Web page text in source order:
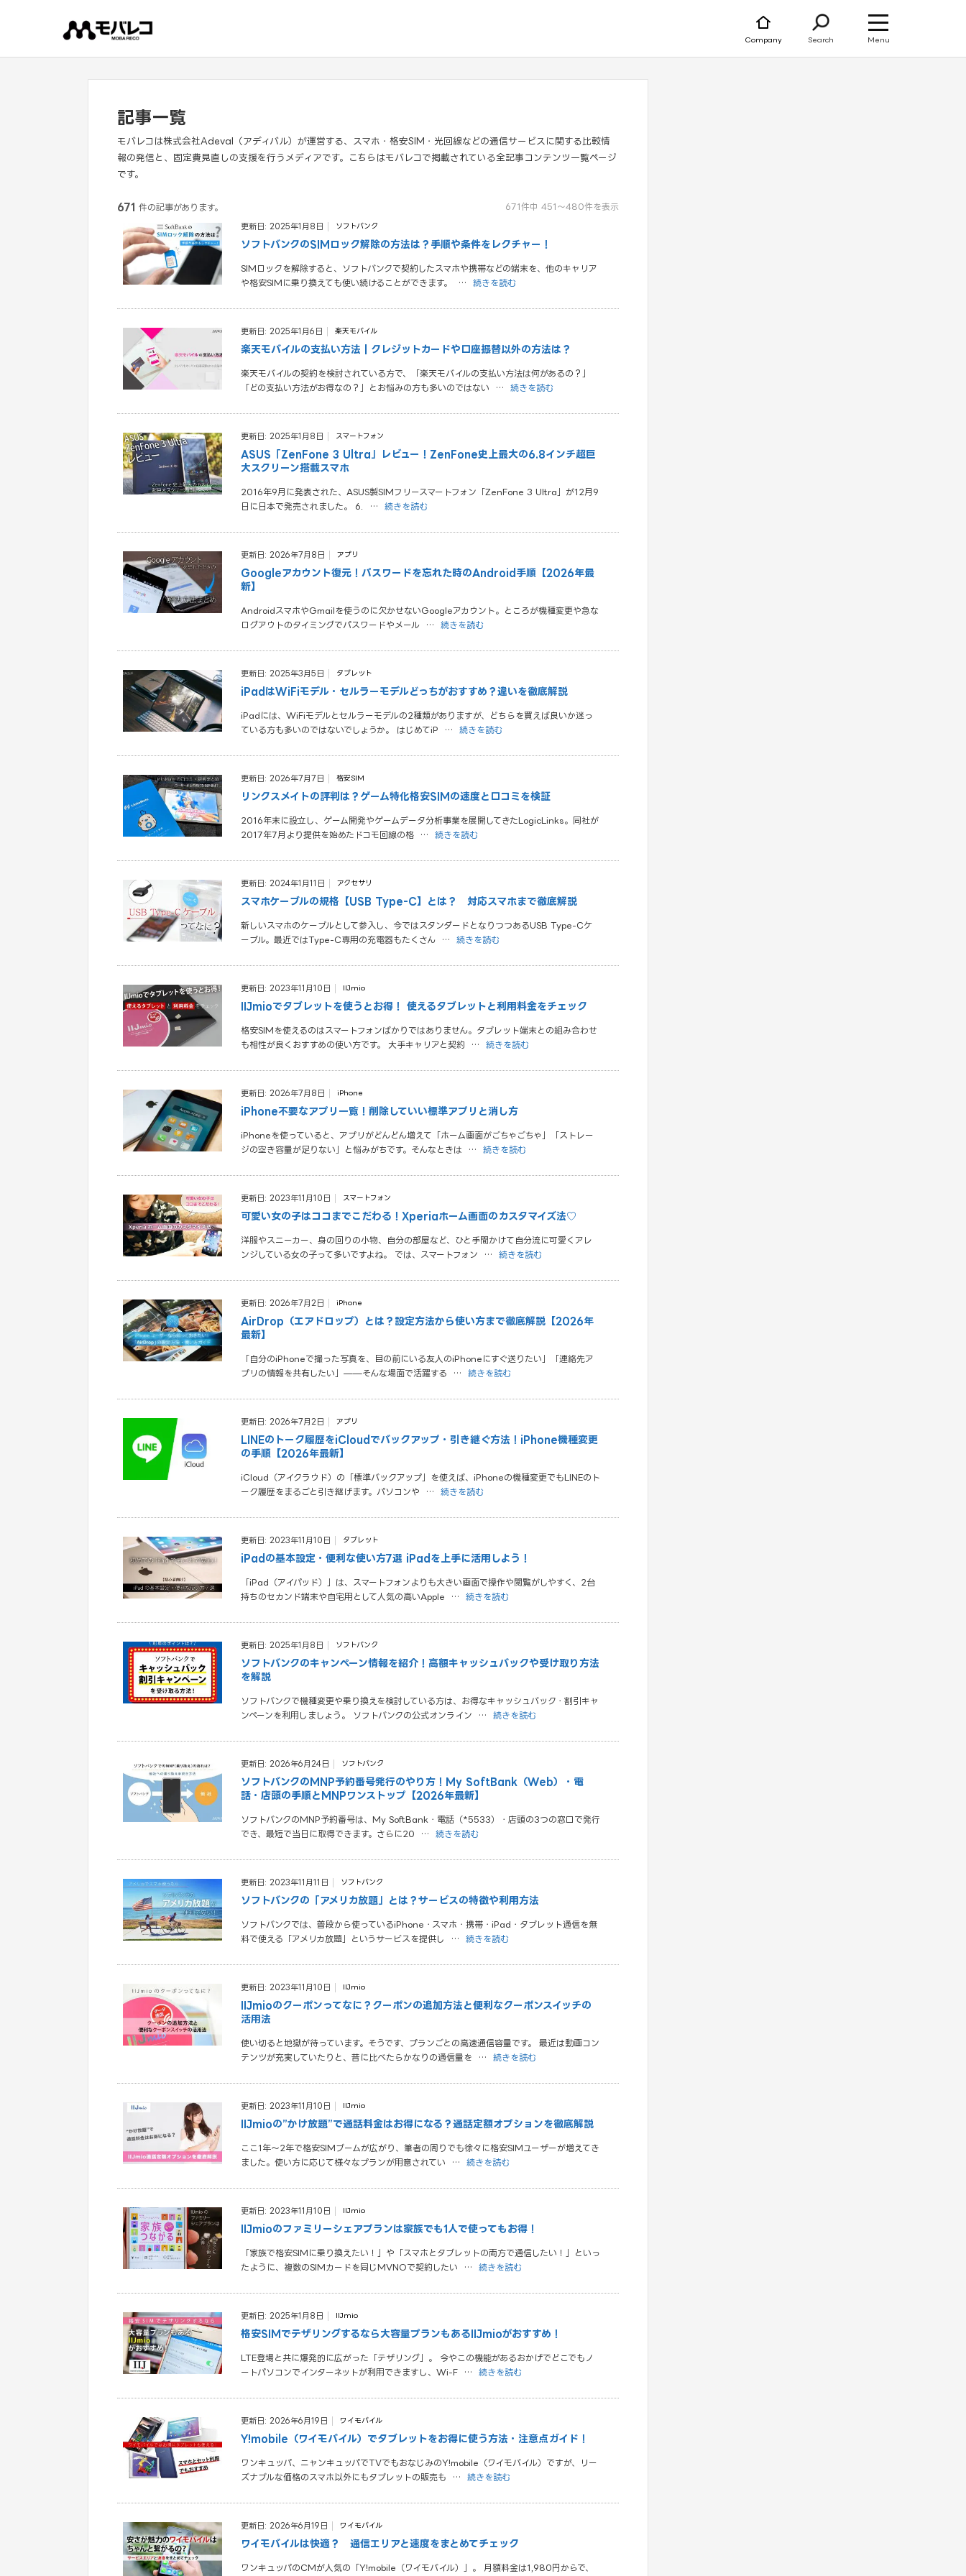
ス
Company Search Menu
記事一覧
モバレコは株式会社Adeval（アディバル）が運営する、スマホ・格安SIM・光回線などの通信サービスに関する比較情
報の発信と、固定費見直しの支援を行うメディアです。こちらはモバレコで掲載されている全記事コンテンツ一覧ページ
です。
671 件の記事があります。 671件中 451〜480件を表示
更新日: 2025年1月8日 ソフトバンク
ソフトバンクのSIMロック解除の方法は？手順や条件をレクチャー！
SIMロックを解除すると、ソフトバンクで契約したスマホや携帯などの端末を、他のキャリア
や格安SIMに乗り換えても使い続けることができます。
… 続きを読む
更新日: 2025年1月6日 楽天モバイル
楽天モバイルの支払い方法 | クレジットカードや口座振替以外の方法は？
楽天モバイルの契約を検討されている方で、「楽天モバイルの支払い方法は何があるの？」
「どの支払い方法がお得なの？」とお悩みの方も多いのではない
… 続きを読む
更新日: 2025年1月8日 スマートフォン
ASUS「ZenFone 3 Ultra」レビュー！ZenFone史上最大の6.8インチ超巨
大スクリーン搭載スマホ
2016年9月に発表された、ASUS製SIMフリースマートフォン「ZenFone 3 Ultra」が12月9
日に日本で発売されました。 6.
… 続きを読む
更新日: 2026年7月8日 アプリ
Googleアカウント復元！パスワードを忘れた時のAndroid手順【2026年最
新】
AndroidスマホやGmailを使うのに欠かせないGoogleアカウント。ところが機種変更や急な
ログアウトのタイミングでパスワードやメール
… 続きを読む
更新日: 2025年3月5日 タブレット
iPadはWiFiモデル・セルラーモデルどっちがおすすめ？違いを徹底解説
iPadには、WiFiモデルとセルラーモデルの2種類がありますが、どちらを買えば良いか迷っ
ている方も多いのではないでしょうか。 はじめてiP
… 続きを読む
更新日: 2026年7月7日 格安SIM
リンクスメイトの評判は？ゲーム特化格安SIMの速度と口コミを検証
2016年末に設立し、ゲーム開発やゲームデータ分析事業を展開してきたLogicLinks。同社が
2017年7月より提供を始めたドコモ回線の格
… 続きを読む
更新日: 2024年1月11日 アクセサリ
スマホケーブルの規格【USB Type-C】とは？ 対応スマホまで徹底解説
新しいスマホのケーブルとして参入し、今ではスタンダードとなりつつあるUSB Type-Cケ
ーブル。最近ではType-C専用の充電器もたくさん
… 続きを読む
更新日: 2023年11月10日 IIJmio
IIJmioでタブレットを使うとお得！ 使えるタブレットと利用料金をチェック
格安SIMを使えるのはスマートフォンばかりではありません。タブレット端末との組み合わせ
も相性が良くおすすめの使い方です。 大手キャリアと契約
… 続きを読む
更新日: 2026年7月8日 iPhone
iPhone不要なアプリ一覧！削除していい標準アプリと消し方
iPhoneを使っていると、アプリがどんどん増えて「ホーム画面がごちゃごちゃ」「ストレー
ジの空き容量が足りない」と悩みがちです。そんなときは
… 続きを読む
更新日: 2023年11月10日 スマートフォン
可愛い女の子はココまでこだわる！Xperiaホーム画面のカスタマイズ法♡
洋服やスニーカー、身の回りの小物、自分の部屋など、ひと手間かけて自分流に可愛くアレ
ンジしている女の子って多いですよね。 では、スマートフォン
… 続きを読む
更新日: 2026年7月2日 iPhone
AirDrop（エアドロップ）とは？設定方法から使い方まで徹底解説【2026年
最新】
「自分のiPhoneで撮った写真を、目の前にいる友人のiPhoneにすぐ送りたい」「連絡先ア
プリの情報を共有したい」——そんな場面で活躍する
… 続きを読む
更新日: 2026年7月2日 アプリ
LINEのトーク履歴をiCloudでバックアップ・引き継ぐ方法！iPhone機種変更
の手順【2026年最新】
iCloud（アイクラウド）の「標準バックアップ」を使えば、iPhoneの機種変更でもLINEのト
ーク履歴をまるごと引き継げます。パソコンや
… 続きを読む
更新日: 2023年11月10日 タブレット
iPadの基本設定・便利な使い方7選 iPadを上手に活用しよう！
「iPad（アイパッド）」は、スマートフォンよりも大きい画面で操作や閲覧がしやすく、2台
持ちのセカンド端末や自宅用として人気の高いApple
… 続きを読む
更新日: 2025年1月8日 ソフトバンク
ソフトバンクのキャンペーン情報を紹介！高額キャッシュバックや受け取り方法
を解説
ソフトバンクで機種変更や乗り換えを検討している方は、お得なキャッシュバック・割引キャ
ンペーンを利用しましょう。 ソフトバンクの公式オンライン
… 続きを読む
更新日: 2026年6月24日 ソフトバンク
ソフトバンクのMNP予約番号発行のやり方！My SoftBank（Web）・電
話・店頭の手順とMNPワンストップ【2026年最新】
ソフトバンクのMNP予約番号は、My SoftBank・電話（*5533）・店頭の3つの窓口で発行
でき、最短で当日に取得できます。さらに20
… 続きを読む
更新日: 2023年11月11日 ソフトバンク
ソフトバンクの「アメリカ放題」とは？サービスの特徴や利用方法
ソフトバンクでは、普段から使っているiPhone・スマホ・携帯・iPad・タブレット通信を無
料で使える「アメリカ放題」というサービスを提供し
… 続きを読む
更新日: 2023年11月10日 IIJmio
IIJmioのクーポンってなに？クーポンの追加方法と便利なクーポンスイッチの
活用法
使い切ると地獄が待っています。そうです、プランごとの高速通信容量です。 最近は動画コン
テンツが充実していたりと、昔に比べたらかなりの通信量を
… 続きを読む
更新日: 2023年11月10日 IIJmio
IIJmioの”かけ放題”で通話料金はお得になる？通話定額オプションを徹底解説
ここ1年～2年で格安SIMブームが広がり、筆者の周りでも徐々に格安SIMユーザーが増えてき
ました。使い方に応じて様々なプランが用意されてい
… 続きを読む
更新日: 2023年11月10日 IIJmio
IIJmioのファミリーシェアプランは家族でも1人で使ってもお得！
「家族で格安SIMに乗り換えたい！」や「スマホとタブレットの両方で通信したい！」といっ
たように、複数のSIMカードを同じMVNOで契約したい
… 続きを読む
更新日: 2025年1月8日 IIJmio
格安SIMでテザリングするなら大容量プランもあるIIJmioがおすすめ！
LTE登場と共に爆発的に広がった「テザリング」。 今やこの機能があるおかげでどこでもノ
ートパソコンでインターネットが利用できますし、Wi-F
… 続きを読む
更新日: 2026年6月19日 ワイモバイル
Y!mobile（ワイモバイル）でタブレットをお得に使う方法・注意点ガイド！
ワンキュッパ、ニャンキュッパでTVでもおなじみのY!mobile（ワイモバイル）ですが、リー
ズナブルな価格のスマホ以外にもタブレットの販売も
… 続きを読む
更新日: 2026年6月19日 ワイモバイル
ワイモバイルは快適？ 通信エリアと速度をまとめてチェック
ワンキュッパのCMが人気の「Y!mobile（ワイモバイル）」。 月額料金は1,980円からで、